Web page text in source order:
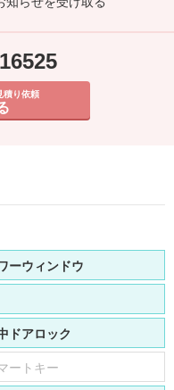
積り依頼
ーウィンドウ
ドアロック
ートキー